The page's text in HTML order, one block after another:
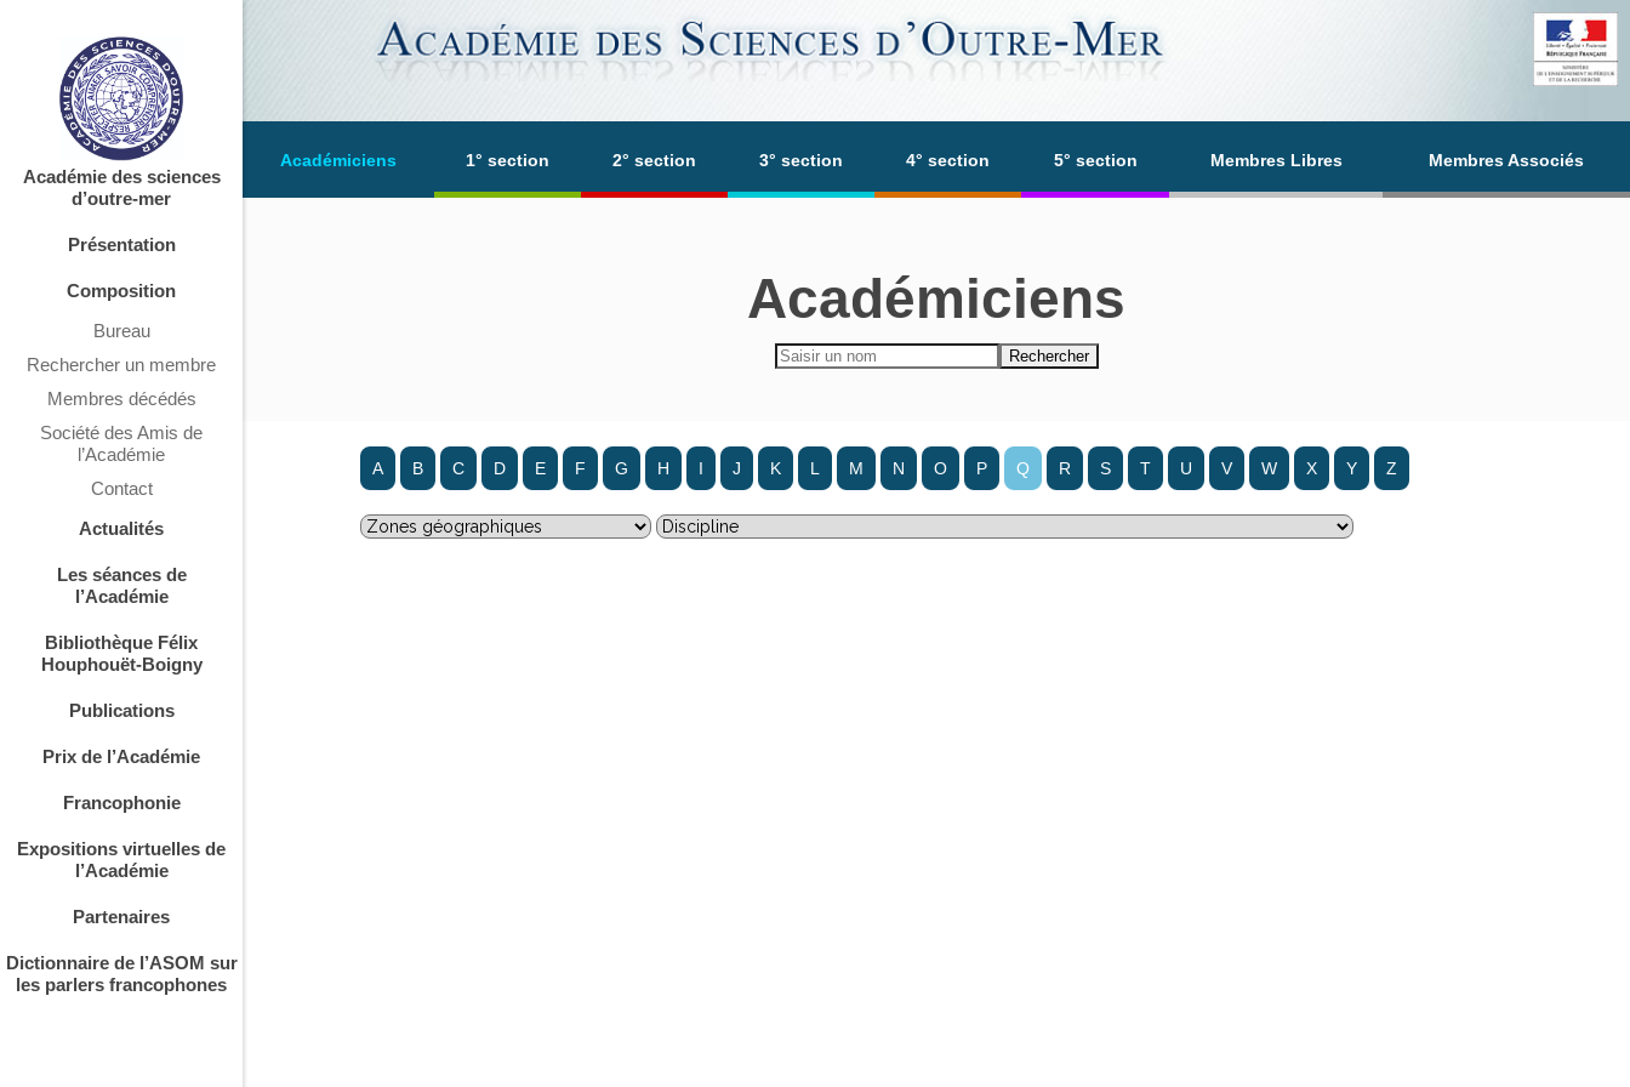
Académiciens 1° section 2° section 3° section 4° section 5° section Membres Libres Membres Associés
Académie des sciences
d’outre-mer
Présentation
Composition
Bureau
Rechercher un membre
Membres décédés
Société des Amis de
l’Académie
Contact
Actualités
Les séances de
l’Académie
Bibliothèque Félix
Houphouët-Boigny
Publications
Prix de l’Académie
Francophonie
Expositions virtuelles de
l’Académie
Partenaires
Dictionnaire de l’ASOM sur
les parlers francophones
Académiciens
A B C D E F G H I J K L M N O P Q R S T U V W X Y Z